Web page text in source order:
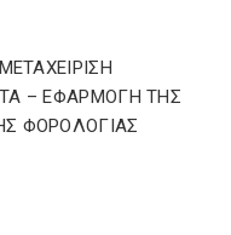
– ΕΦΑΡΜΟΓΗ ΤΗΣ
ΦΟΡΟΛΟΓΙΑΣ